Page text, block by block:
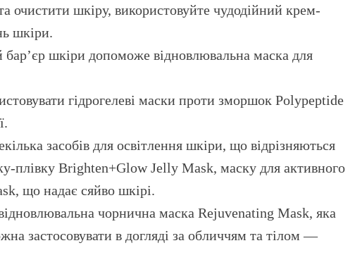
шкіру, використовуйте чудодійний крем-
шкіри.
бар’єр шкіри допоможе відновлювальна маска для
гідрогелеві маски проти зморшок Polypeptide
засобів для освітлення шкіри, що відрізняються
плівку Brighten+Glow Jelly Mask, маску для активного
що надає сяйво шкірі.
чорнична маска Rejuvenating Mask, яка
застосовувати в догляді за обличчям та тілом —